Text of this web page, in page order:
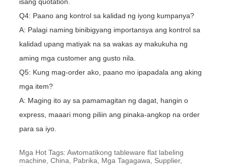
Q4: Paano ang kontrol sa kalidad ng iyong kumpanya?
A: Palagi naming binibigyang importansya ang kontrol sa
kalidad upang matiyak na sa wakas ay makukuha ng
aming mga customer ang gusto nila.
Q5: Kung mag-order ako, paano mo ipapadala ang aking
mga item?
A: Maging ito ay sa pamamagitan ng dagat, hangin o
express, maaari mong piliin ang pinaka-angkop na order
para sa iyo.
Mga Hot Tags: Awtomatikong tableware flat labeling
machine, China, Pabrika, Mga Tagagawa, Supplier,